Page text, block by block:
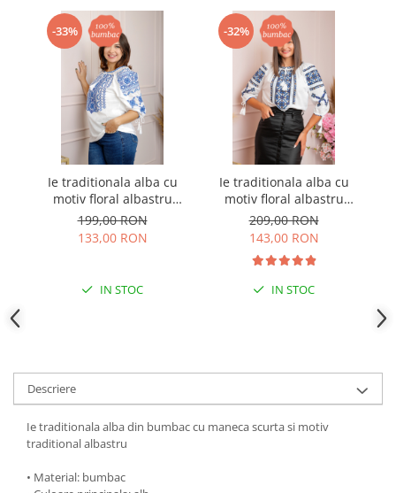
-33%
Ie traditionala alba cu
motiv floral albastru
Liliana 01
199,00 RON
133,00 RON
IN STOC
-32%
Ie traditionala alba cu
motiv floral albastru
Petronela 06
209,00 RON
143,00 RON
IN STOC
Descriere
Ie traditionala alba din bumbac cu maneca scurta si motiv
traditional albastru
• Material: bumbac